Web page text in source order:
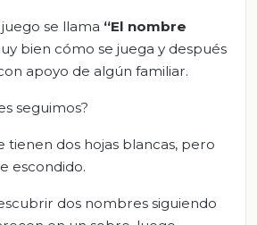
se llama “El nombre
bien cómo se juega y después
apoyo de algún familiar.
seguimos?
tienen dos hojas blancas, pero
escondido.
dos nombres siguiendo